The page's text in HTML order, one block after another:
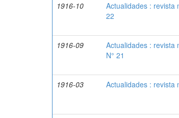
1916-10
Actualidades : revista
22
1916-09
Actualidades : revista
N° 21
1916-03
Actualidades : revista